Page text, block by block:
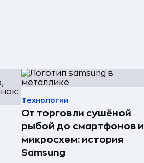
Технологии
От торговли сушёной
рыбой до смартфонов и
микросхем: история
Samsung